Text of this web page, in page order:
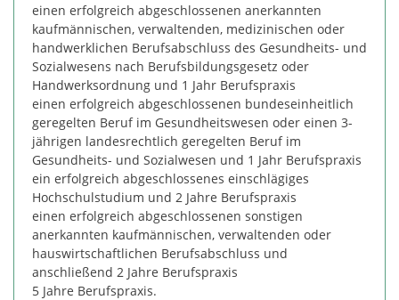
einen erfolgreich abgeschlossenen anerkannten
kaufmännischen, verwaltenden, medizinischen oder
handwerklichen Berufsabschluss des Gesundheits- und
Sozialwesens nach Berufsbildungsgesetz oder
Handwerksordnung und 1 Jahr Berufspraxis
einen erfolgreich abgeschlossenen bundeseinheitlich
geregelten Beruf im Gesundheitswesen oder einen 3-
jährigen landesrechtlich geregelten Beruf im
Gesundheits- und Sozialwesen und 1 Jahr Berufspraxis
ein erfolgreich abgeschlossenes einschlägiges
Hochschulstudium und 2 Jahre Berufspraxis
einen erfolgreich abgeschlossenen sonstigen
anerkannten kaufmännischen, verwaltenden oder
hauswirtschaftlichen Berufsabschluss und
anschließend 2 Jahre Berufspraxis
5 Jahre Berufspraxis.